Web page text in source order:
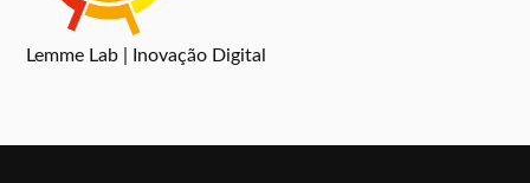
Lemme Lab | Inovação Digital